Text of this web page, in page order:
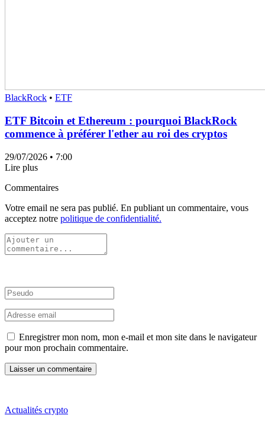
BlackRock • ETF
ETF Bitcoin et Ethereum : pourquoi BlackRock
commence à préférer l'ether au roi des cryptos
29/07/2026 • 7:00
Lire plus
Commentaires
Votre email ne sera pas publié. En publiant un commentaire, vous
acceptez notre politique de confidentialité.
Enregistrer mon nom, mon e-mail et mon site dans le navigateur
pour mon prochain commentaire.
Actualités crypto